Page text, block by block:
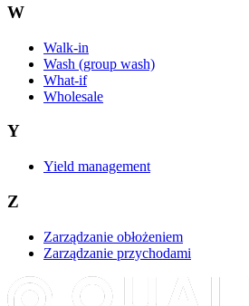
W
Walk-in
Wash (group wash)
What-if
Wholesale
Y
Yield management
Z
Zarządzanie obłożeniem
Zarządzanie przychodami